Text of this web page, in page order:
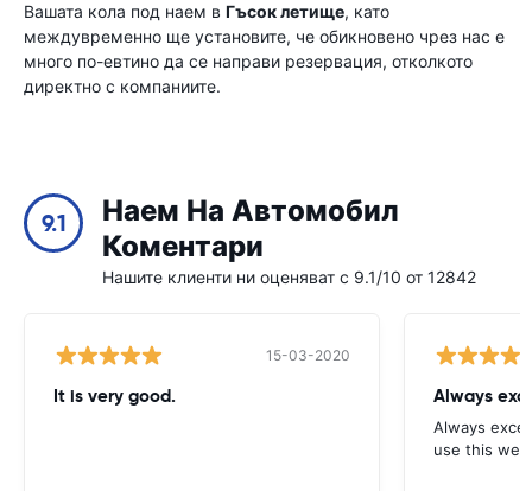
Вашата кола под наем в Гъсок летище, като
междувременно ще установите, че обикновено чрез нас е
много по-евтино да се направи резервация, отколкото
директно с компаниите.
9.1
Наем На Автомобил
Коментари
Нашите клиенти ни оценяват с 9.1/10 от 12842
15-03-2020
It is very good. Always
Always
use this